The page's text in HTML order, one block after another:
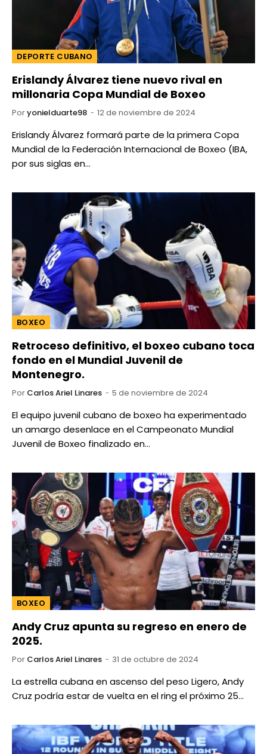
DEPORTE CUBANO
Erislandy Álvarez tiene nuevo rival en
millonaria Copa Mundial de Boxeo
Poryonielduarte98 12 de noviembre de 2024
Erislandy Álvarez formará parte de la primera Copa
Mundial de la Federación Internacional de Boxeo (IBA,
por sus siglas en…
BOXEO
Retroceso definitivo, el boxeo cubano toca
fondo en el Mundial Juvenil de
Montenegro.
Por Carlos Ariel Linares 5 de noviembre de 2024
El equipo juvenil cubano de boxeo ha experimentado
un amargo desenlace en el Campeonato Mundial
Juvenil de Boxeo finalizado en…
BOXEO
Andy Cruz apunta su regreso en enero de
2025.
Por Carlos Ariel Linares 31 de octubre de 2024
La estrella cubana en ascenso del peso Ligero, Andy
Cruz podría estar de vuelta en el ring el próximo 25…